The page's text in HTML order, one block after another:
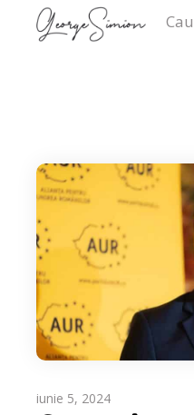
iunie 5, 2024